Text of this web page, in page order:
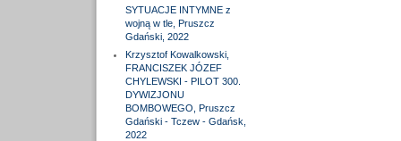
SYTUACJE INTYMNE z
wojną w tle, Pruszcz
Gdański, 2022
Krzysztof Kowalkowski,
FRANCISZEK JÓZEF
CHYLEWSKI - PILOT 300.
DYWIZJONU
BOMBOWEGO, Pruszcz
Gdański - Tczew - Gdańsk,
2022